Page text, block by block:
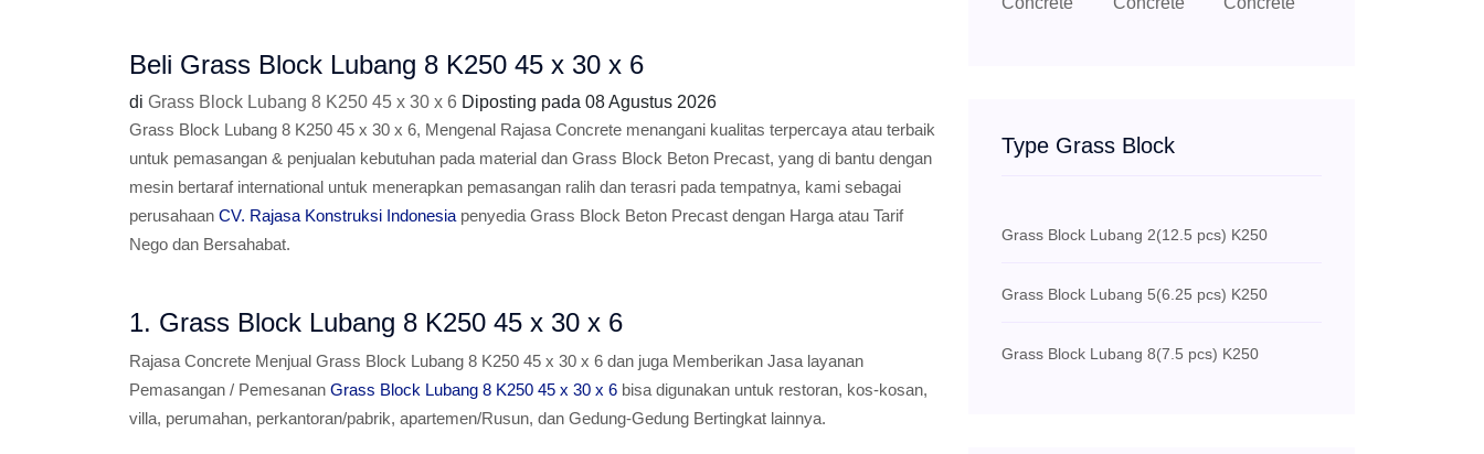
Beli Grass Block Lubang 8 K250 45 x 30 x 6
di Grass Block Lubang 8 K250 45 x 30 x 6 Diposting pada 08 Agustus 2026
Grass Block Lubang 8 K250 45 x 30 x 6, Mengenal Rajasa Concrete menangani kualitas terpercaya atau terbaik
untuk pemasangan & penjualan kebutuhan pada material dan Grass Block Beton Precast, yang di bantu dengan
mesin bertaraf international untuk menerapkan pemasangan ralih dan terasri pada tempatnya, kami sebagai
perusahaan CV. Rajasa Konstruksi Indonesia penyedia Grass Block Beton Precast dengan Harga atau Tarif
Nego dan Bersahabat.
1. Grass Block Lubang 8 K250 45 x 30 x 6
Rajasa Concrete Menjual Grass Block Lubang 8 K250 45 x 30 x 6 dan juga Memberikan Jasa layanan
Pemasangan / Pemesanan Grass Block Lubang 8 K250 45 x 30 x 6 bisa digunakan untuk restoran, kos-kosan,
villa, perumahan, perkantoran/pabrik, apartemen/Rusun, dan Gedung-Gedung Bertingkat lainnya.
Type Grass Block
Grass Block Lubang 2(12.5 pcs) K250
Grass Block Lubang 5(6.25 pcs) K250
Grass Block Lubang 8(7.5 pcs) K250